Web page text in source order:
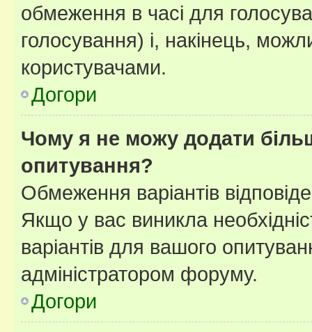
обмеження в часі для
голосування) і, накінець,
користувачами.
Догори
Чому я не можу додати
опитування?
Обмеження варіантів
Якщо у вас виникла
варіантів для вашого
адміністратором форуму.
Догори